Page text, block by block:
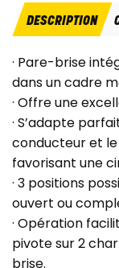
DESCRIPTION
· Pare-brise
dans un cadre
· Offre une
· S’adapte
conducteur et
favorisant une
· 3 positions
ouvert ou
· Opération
pivote sur 2
brise.